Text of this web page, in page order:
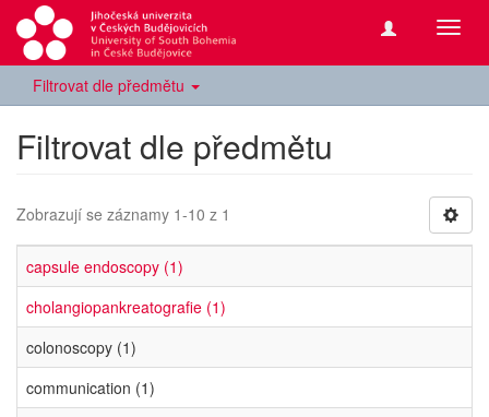
Filtrovat dle předmětu
Filtrovat dle předmětu
Zobrazují se záznamy 1-10 z 1
capsule endoscopy (1)
cholangiopankreatografie (1)
colonoscopy (1)
communication (1)